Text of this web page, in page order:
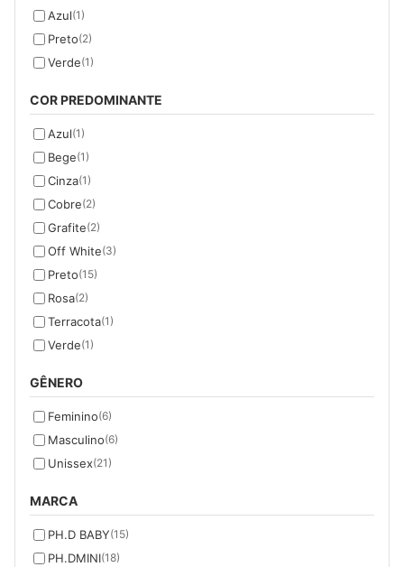
Azul(1)
Preto(2)
Verde(1)
COR PREDOMINANTE
Azul(1)
Bege(1)
Cinza(1)
Cobre(2)
Grafite(2)
Off White(3)
Preto(15)
Rosa(2)
Terracota(1)
Verde(1)
GÊNERO
Feminino(6)
Masculino(6)
Unissex(21)
MARCA
PH.D BABY(15)
PH.DMINI(18)